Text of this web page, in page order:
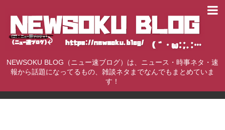
NEWSOKU BLOG（ニュー速ブログ）は、ニュース・時事ネタ・速
報から話題になってるもの、雑談ネタまでなんでもまとめていま
す！